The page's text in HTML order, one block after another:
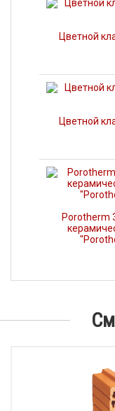
Цветной
Цветной
Porotherm